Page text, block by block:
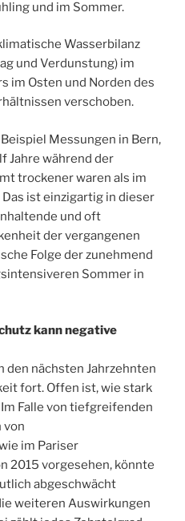
und im Sommer.
Wasserbilanz
und Verdunstung) im
im Osten und Norden des
verschoben.
Messungen in Bern,
Jahre während der
trockener waren als im
ist einzigartig in dieser
und oft
der vergangenen
Folge der zunehmend
Sommer in
kann negative
den nächsten Jahrzehnten
fort. Offen ist, wie stark
Falle von tiefgreifenden
von
im Pariser
2015 vorgesehen, könnte
abgeschwächt
weiteren Auswirkungen